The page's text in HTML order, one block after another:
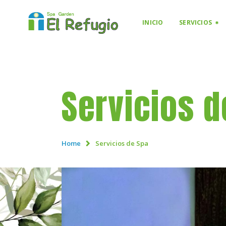
INICIO SERVICIOS
Servicios
Home Servicios de Spa